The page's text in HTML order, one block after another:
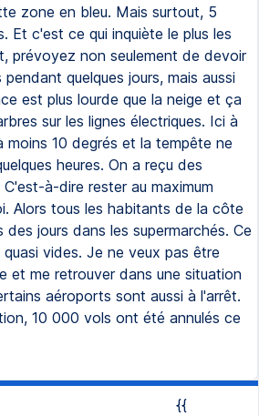
zone en bleu. Mais surtout, 5
Et c'est ce qui inquiète le plus les
prévoyez non seulement de devoir
quelques jours, mais aussi
est plus lourde que la neige et ça
sur les lignes électriques. Ici à
moins 10 degrés et la tempête ne
heures. On a reçu des
à-dire rester au maximum
Alors tous les habitants de la côte
des jours dans les supermarchés. Ce
vides. Je ne veux pas être
et me retrouver dans une situation
aéroports sont aussi à l'arrêt.
10 000 vols ont été annulés ce
{{